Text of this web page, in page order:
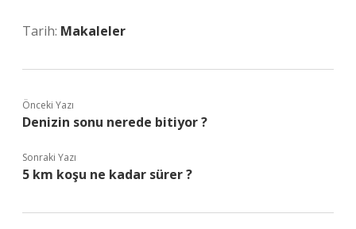
Tarih: Makaleler
Önceki Yazı
Denizin sonu nerede bitiyor ?
Sonraki Yazı
5 km koşu ne kadar sürer ?